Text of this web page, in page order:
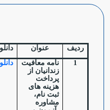
ردیف عنوان
1
نامه معافیت
زندانیان از
پرداخت
هزینه های
ثبت نام،
مشاوره